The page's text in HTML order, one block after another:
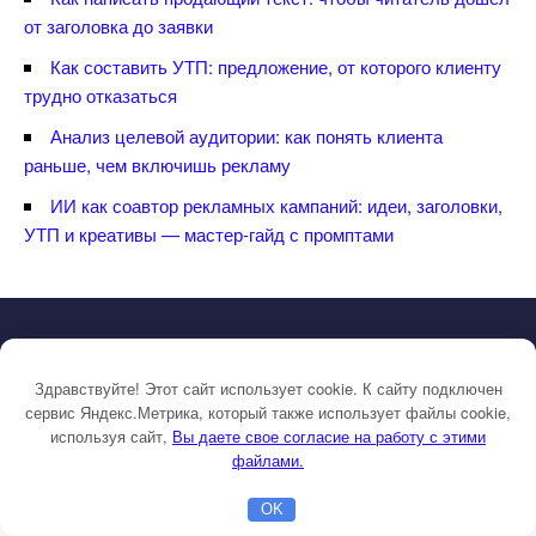
от заголовка до заявки
Как составить УТП: предложение, от которого клиенту
трудно отказаться
Анализ целевой аудитории: как понять клиента
раньше, чем включишь рекламу
ИИ как соавтор рекламных кампаний: идеи, заголовки,
УТП и креативы — мастер-гайд с промптами
ПОЛИТИКА ИСПОЛЬЗОВАНИЯ ФАЙЛОВ COOKIE
СТРАТЕГИЧЕСКАЯ КОНСУЛЬТАЦИЯ ИНТЕРНЕТ МАРКЕТОЛОГА
СТРАТЕГИЯ МАРКЕТИНГА
КЕЙСЫ РЕКЛАМА ЗАВОДО
Здравствуйте! Этот сайт использует cookie. К сайту подключен
сервис Яндекс.Метрика, который также использует файлы cookie,
используя сайт, ы даете свое согласие на работу с этими
файлами.
OK